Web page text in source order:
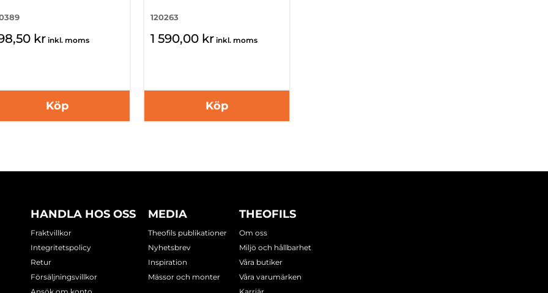
kr inkl. moms
Köp
120263
1 590,00 kr inkl. moms
Köp
HANDLA HOS OSS
Fraktvillkor
Integritetspolicy
Retur
Försäljningsvillkor
MEDIA
Theofils publikationer
Nyhetsbrev
Inspiration
Mässor och monter
THEOFILS
Om oss
Miljö och hållbarhet
Våra butiker
Våra varumärken